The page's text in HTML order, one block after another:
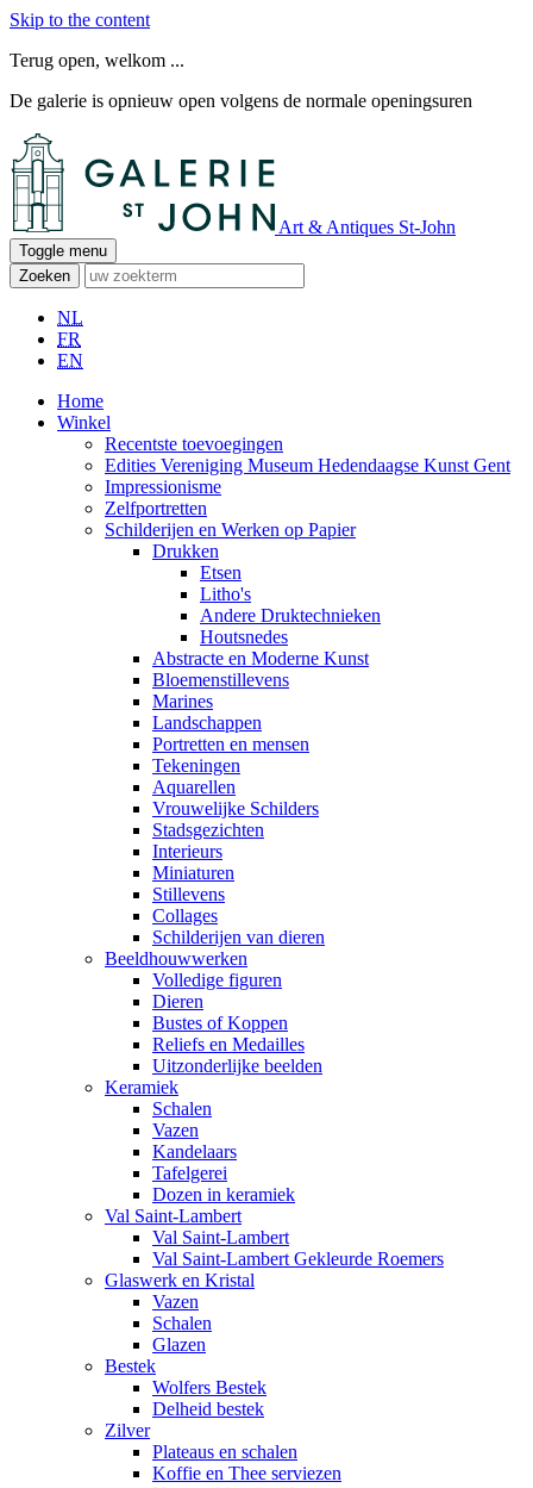
Skip to the content
Terug open, welkom ...
De galerie is opnieuw open volgens de normale openingsuren
Art & Antiques St-John
Toggle menu
Zoeken
NL
FR
EN
Home
Winkel
Recentste toevoegingen
Edities Vereniging Museum Hedendaagse Kunst Gent
Impressionisme
Zelfportretten
Schilderijen en Werken op Papier
Drukken
Etsen
Litho's
Andere Druktechnieken
Houtsnedes
Abstracte en Moderne Kunst
Bloemenstillevens
Marines
Landschappen
Portretten en mensen
Tekeningen
Aquarellen
Vrouwelijke Schilders
Stadsgezichten
Interieurs
Miniaturen
Stillevens
Collages
Schilderijen van dieren
Beeldhouwwerken
Volledige figuren
Dieren
Bustes of Koppen
Reliefs en Medailles
Uitzonderlijke beelden
Keramiek
Schalen
Vazen
Kandelaars
Tafelgerei
Dozen in keramiek
Val Saint-Lambert
Val Saint-Lambert
Val Saint-Lambert Gekleurde Roemers
Glaswerk en Kristal
Vazen
Schalen
Glazen
Bestek
Wolfers Bestek
Delheid bestek
Zilver
Plateaus en schalen
Koffie en Thee serviezen